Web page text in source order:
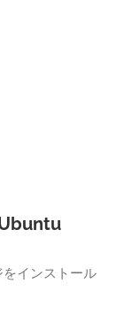
インストール